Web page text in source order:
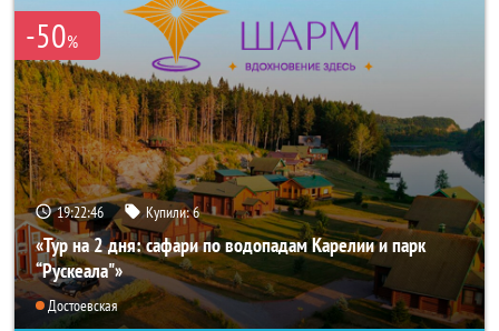
-50%
19:22:46 Купили:6
«Тур на 2 дня: сафари по водопадам Карелии и парк
“Рускеала"»
Достоевская